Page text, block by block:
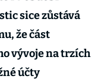
sice zůstává
že část
vývoje na trzích
účty